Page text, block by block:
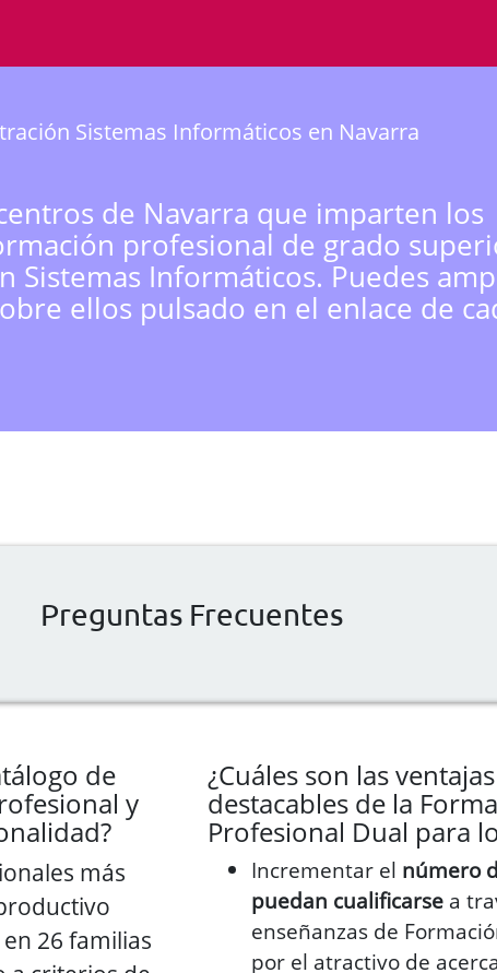
Sistemas Informáticos en Navarra
de Navarra que imparten los
profesional de grado
Sistemas Informáticos. Puedes
ellos pulsado en el enlace de
Preguntas Frecuentes
de
y
más
26 familias
¿Cuáles son las
destacables de la
Profesional Dual para
Incrementar el número
puedan cualificarse a
enseñanzas de
por el atractivo de